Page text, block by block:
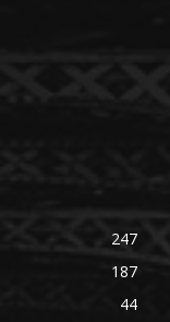
247
187
44